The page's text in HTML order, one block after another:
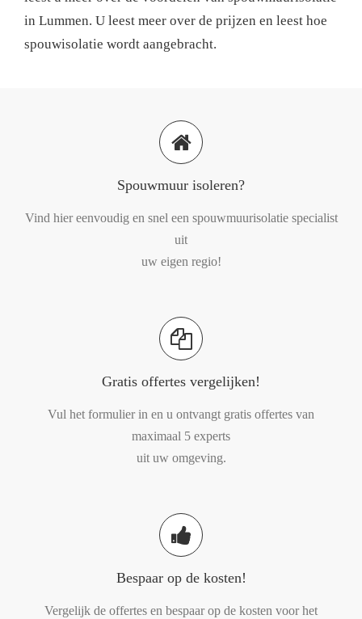
in Lummen. U leest meer over de prijzen en leest hoe
spouwisolatie wordt aangebracht.
Spouwmuur isoleren?
Vind hier eenvoudig en snel een spouwmuurisolatie specialist
uit
uw eigen regio!
Gratis offertes vergelijken!
Vul het formulier in en u ontvangt gratis offertes van
maximaal 5 experts
uit uw omgeving.
Bespaar op de kosten!
Vergelijk de offertes en bespaar op de kosten voor het